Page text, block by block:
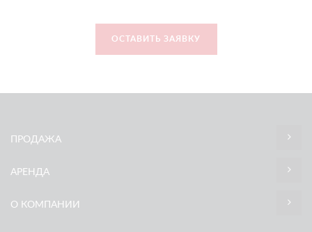
ОСТАВИТЬ ЗАЯВКУ
ПРОДАЖА
АРЕНДА
О КОМПАНИИ